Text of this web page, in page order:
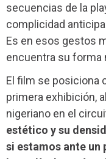
secuencias de la
complicidad
Es en esos gestos
encuentra su forma
El film se posiciona
primera exhibición,
nigeriano en el
estético y su
si estamos ante un